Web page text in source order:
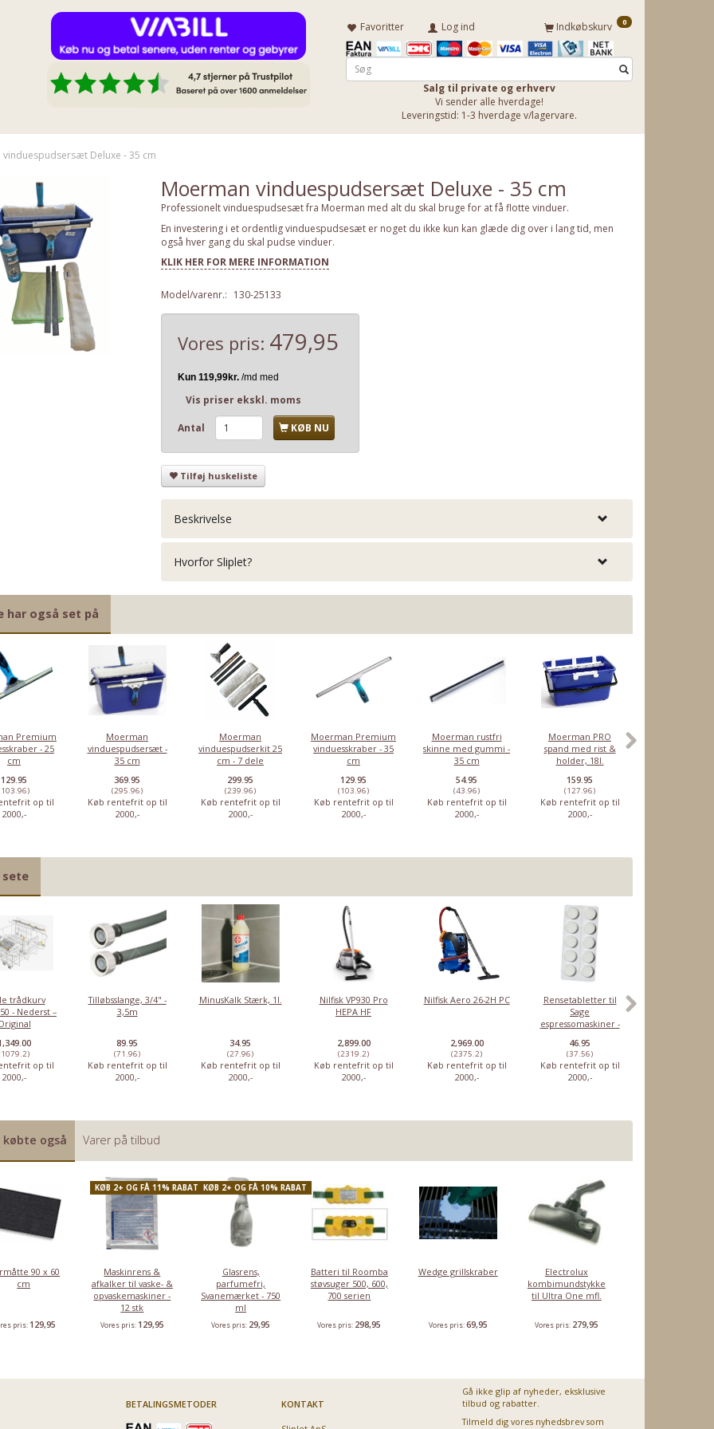
Indkøbskurv 0
Favoritter Log ind
Salg til private og erhverv
Vi sender alle hverdage!
Leveringstid: 1-3 hverdage v/lagervare.
vinduespudsersæt Deluxe - 35 cm
gummi, soft -
105 cm
Vores pris:
Premium
vinduesskraber
Vores pris:
Moerman
clickskraber
Vores pris:34,95
vinduespudsersæt
- 25 cm
Vores pris:359,95
Premium
129,95
blade til
Moerman
standard T-bar,
Vores pris:
Moerman vinduespudsersæt Deluxe - 35 cm
Professionelt vinduespudsesæt fra Moerman med alt du skal bruge for at få flotte vinduer.
En investering i et ordentlig vinduespudsesæt er noget du ikke kun kan glæde dig over i lang tid, men
også hver gang du skal pudse vinduer.
KLIK HER FOR MERE INFORMATION
Model/varenr.: 130-25133
Vores pris: 479,95
Vis priser ekskl. moms
Antal KØB NU
Tilføj huskeliste
Beskrivelse
Hvorfor Sliplet?
har også set på
Premium
- 25
cm
129.95
op til
2000,-
Moerman
vinduespudsersæt -
35 cm
369.95
(295.96)
Køb rentefrit op til
2000,-
Moerman
vinduespudserkit 25
cm - 7 dele
299.95
(239.96)
Køb rentefrit op til
2000,-
Moerman Premium
vinduesskraber - 35
cm
129.95
(103.96)
Køb rentefrit op til
2000,-
Moerman rustfri
skinne med gummi -
35 cm
54.95
(43.96)
Køb rentefrit op til
2000,-
Moerman PRO
spand med rist &
holder, 18l.
159.95
(127.96)
Køb rentefrit op til
2000,-
sete
trådkurv
- Nederst –
op til
2000,-
Tilløbsslange, 3/4" -
3,5m
89.95
(71.96)
Køb rentefrit op til
2000,-
MinusKalk Stærk, 1l.
34.95
(27.96)
Køb rentefrit op til
2000,-
Nilfisk VP930 Pro
HEPA HF
2,899.00
(2319.2)
Køb rentefrit op til
2000,-
Nilfisk Aero 26-2H PC
2,969.00
(2375.2)
Køb rentefrit op til
2000,-
Rensetabletter til
Sage
espressomaskiner -
46.95
(37.56)
Køb rentefrit op til
2000,-
købte også Varer på tilbud
90 x 60
cm
pris: 129,95
KØB 2+ OG FÅ 11% RABAT
Maskinrens &
afkalker til vaske- &
opvaskemaskiner -
12 stk
Vores pris: 129,95
KØB 2+ OG FÅ 10% RABAT
Glasrens,
parfumefri,
Svanemærket - 750
ml
Vores pris: 29,95
Batteri til Roomba
støvsuger 500, 600,
700 serien
Vores pris: 298,95
Wedge grillskraber
Vores pris:69,95
Electrolux
kombimundstykke
til Ultra One mfl.
Vores pris: 279,95
BETALINGSMETODER KONTAKT
Gå ikke glip af nyheder, eksklusive
tilbud og rabatter.
Tilmeld dig vores nyhedsbrev som